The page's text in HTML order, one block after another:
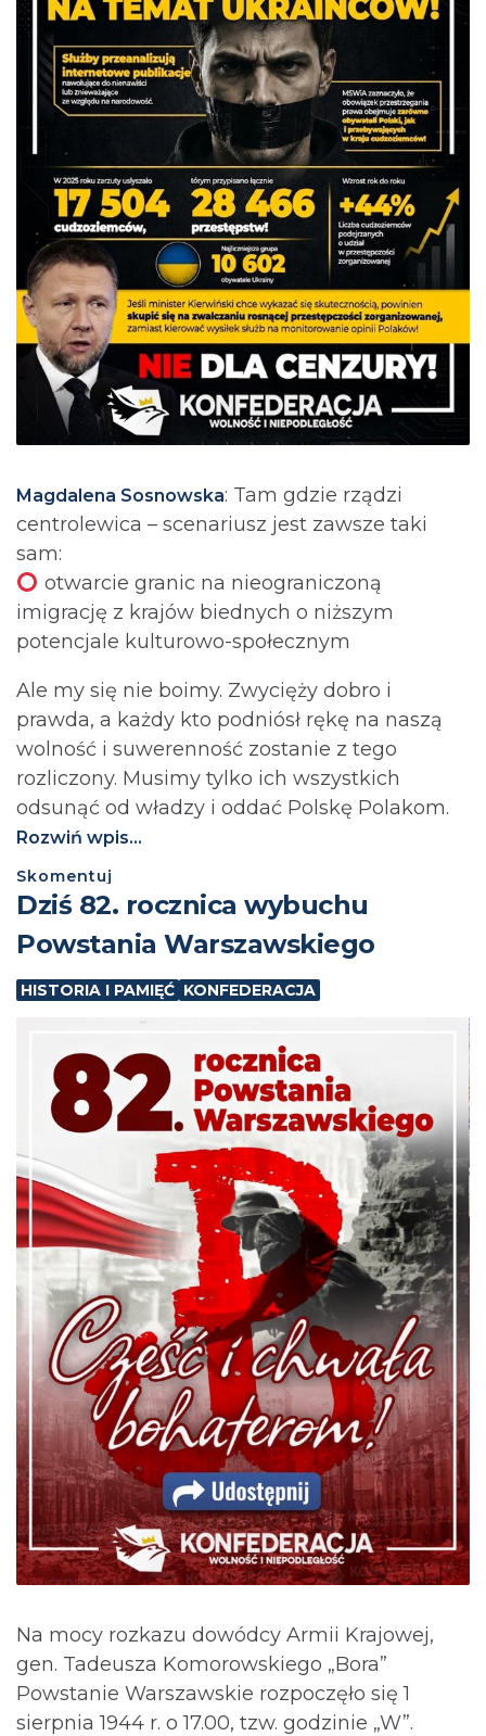
Magdalena Sosnowska: Tam gdzie rządzi
centrolewica – scenariusz jest zawsze taki
sam:
otwarcie granic na nieograniczoną
imigrację z krajów biednych o niższym
potencjale kulturowo-społecznym
Ale my się nie boimy. Zwycięży dobro i
prawda, a każdy kto podniósł rękę na naszą
wolność i suwerenność zostanie z tego
rozliczony. Musimy tylko ich wszystkich
odsunąć od władzy i oddać Polskę Polakom.
Rozwiń wpis...
Skomentuj
Dziś 82. rocznica wybuchu
Powstania Warszawskiego
HISTORIA I PAMIĘĆ KONFEDERACJA
Na mocy rozkazu dowódcy Armii Krajowej,
gen. Tadeusza Komorowskiego „Bora”
Powstanie Warszawskie rozpoczęło się 1
sierpnia 1944 r. o 17.00, tzw. godzinie „W”.